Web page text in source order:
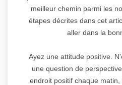
meilleur chemin parmi les
étapes décrites dans cet
aller dans la
Ayez une attitude positive.
une question de
endroit positif chaque